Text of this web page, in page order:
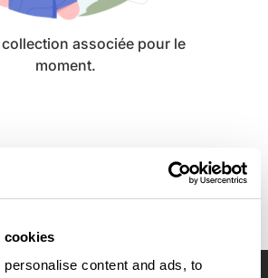
cookies
content and ads, to
associée pour le
moment.